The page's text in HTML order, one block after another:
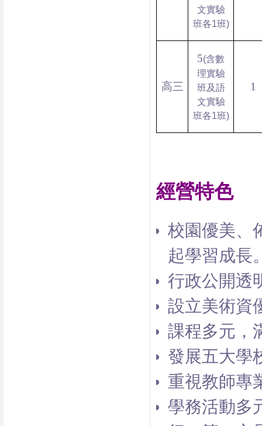
文實驗
班各1班)
高三
5(含數
理實驗
班及語
文實驗
班各1班)
1
經營特色
校園優美、
起學習成長
行政公開透
設立美術資
課程多元，
發展五大學
重視教師專
學務活動多